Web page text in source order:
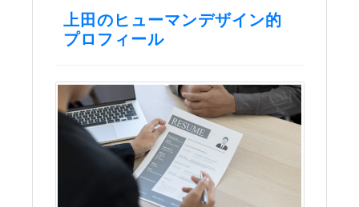
上田のヒューマンデザイン的
プロフィール